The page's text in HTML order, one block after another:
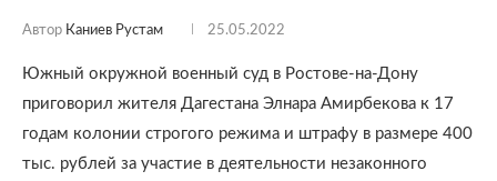
Автор Каниев Рустам 25.05.2022
Южный окружной военный суд в Ростове-на-Дону
приговорил жителя Дагестана Элнара Амирбекова к 17
годам колонии строгого режима и штрафу в размере 400
тыc. рублей за участие в деятельности незаконного